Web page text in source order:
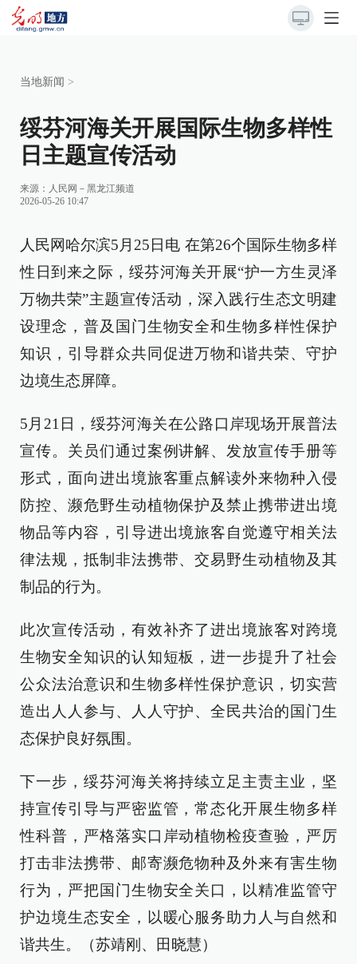
当地新闻 >
绥芬河海关开展国际生物多样性
日主题宣传活动
来源： 人民网－黑龙江频道
2026-05-26 10:47
人民网哈尔滨5月25日电 在第26个国际生物多样
性日到来之际，绥芬河海关开展“护一方生灵泽
万物共荣”主题宣传活动，深入践行生态文明建
设理念，普及国门生物安全和生物多样性保护
知识，引导群众共同促进万物和谐共荣、守护
边境生态屏障。
5月21日，绥芬河海关在公路口岸现场开展普法
宣传。关员们通过案例讲解、发放宣传手册等
形式，面向进出境旅客重点解读外来物种入侵
防控、濒危野生动植物保护及禁止携带进出境
物品等内容，引导进出境旅客自觉遵守相关法
律法规，抵制非法携带、交易野生动植物及其
制品的行为。
此次宣传活动，有效补齐了进出境旅客对跨境
生物安全知识的认知短板，进一步提升了社会
公众法治意识和生物多样性保护意识，切实营
造出人人参与、人人守护、全民共治的国门生
态保护良好氛围。
下一步，绥芬河海关将持续立足主责主业，坚
持宣传引导与严密监管，常态化开展生物多样
性科普，严格落实口岸动植物检疫查验，严厉
打击非法携带、邮寄濒危物种及外来有害生物
行为，严把国门生物安全关口，以精准监管守
护边境生态安全，以暖心服务助力人与自然和
谐共生。（苏靖刚、田晓慧）